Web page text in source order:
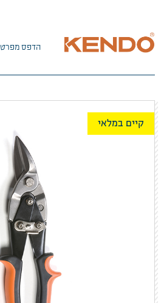
הדפס מפרט
קיים במלאי